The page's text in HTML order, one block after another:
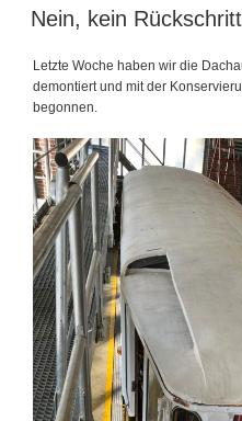
AM
Nein, kein Rückschritt
Letzte Woche haben wir die
demontiert und mit der
begonnen.